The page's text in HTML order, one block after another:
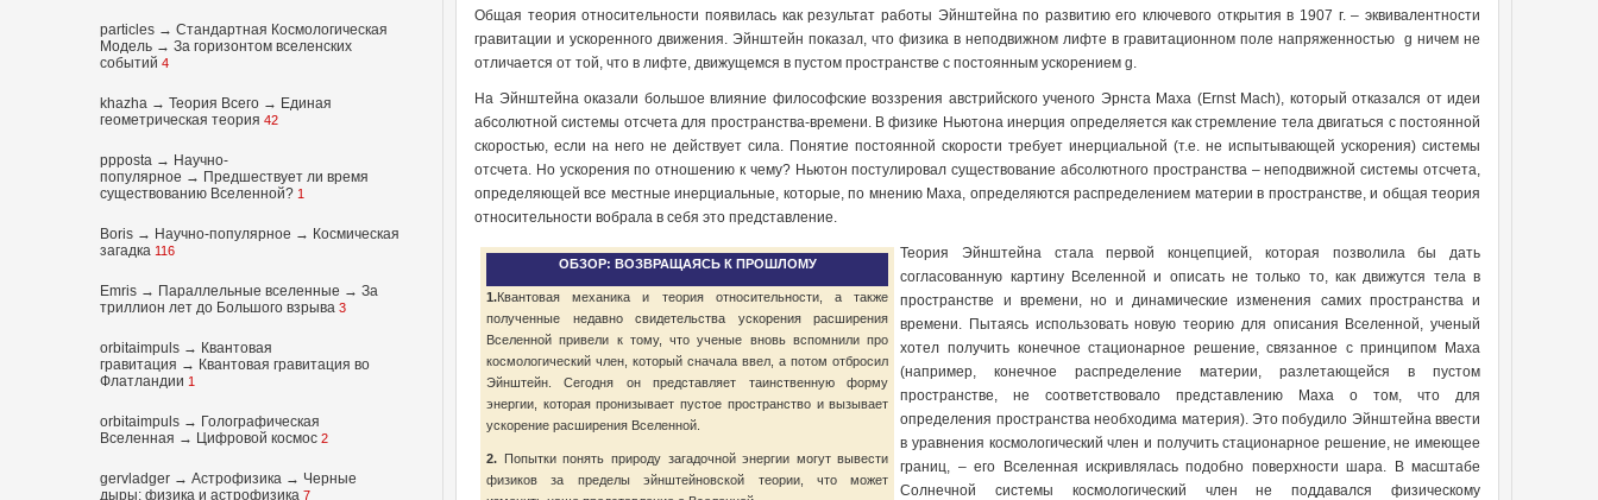
Общая теория относительности появилась как результат работы Эйнштейна по развитию его ключевого открытия в 1907 г. – эквивалентности
гравитации и ускоренного движения. Эйнштейн показал, что физика в неподвижном лифте в гравитационном поле напряженностью g ничем не
отличается от той, что в лифте, движущемся в пустом пространстве с постоянным ускорением g.
На Эйнштейна оказали большое влияние философские воззрения австрийского ученого Эрнста Маха (Ernst Mach), который отказался от идеи
абсолютной системы отсчета для пространства-времени. В физике Ньютона инерция определяется как стремление тела двигаться с постоянной
скоростью, если на него не действует сила. Понятие постоянной скорости требует инерциальной (т.е. не испытывающей ускорения) системы
отсчета. Но ускорения по отношению к чему? Ньютон постулировал существование абсолютного пространства – неподвижной системы отсчета,
определяющей все местные инерциальные, которые, по мнению Маха, определяются распределением материи в пространстве, и общая теория
относительности вобрала в себя это представление.
ОБЗОР: ВОЗВРАЩАЯСЬ К ПРОШЛОМУ
1.Квантовая механика и теория относительности, а также
полученные недавно свидетельства ускорения расширения
Вселенной привели к тому, что ученые вновь вспомнили про
космологический член, который сначала ввел, а потом отбросил
Эйнштейн. Сегодня он представляет таинственную форму
энергии, которая пронизывает пустое пространство и вызывает
ускорение расширения Вселенной.
2. Попытки понять природу загадочной энергии могут вывести
физиков за пределы эйнштейновской теории, что может
Теория Эйнштейна стала первой концепцией, которая позволила бы дать
согласованную картину Вселенной и описать не только то, как движутся тела в
пространстве и времени, но и динамические изменения самих пространства и
времени. Пытаясь использовать новую теорию для описания Вселенной, ученый
хотел получить конечное стационарное решение, связанное с принципом Маха
(например, конечное распределение материи, разлетающейся в пустом
пространстве, не соответствовало представлению Маха о том, что для
определения пространства необходима материя). Это побудило Эйнштейна ввести
в уравнения космологический член и получить стационарное решение, не имеющее
границ, – его Вселенная искривлялась подобно поверхности шара. В масштабе
Солнечной системы космологический член не поддавался физическому
particles → Стандартная Космологическая
Модель → За горизонтом вселенских
событий 4
khazha → Теория Всего → Единая
геометрическая теория 42
ppposta → Научно-
популярное → Предшествует ли время
существованию Вселенной? 1
Boris → Научно-популярное → Космическая
загадка 116
Emris → Параллельные вселенные → За
триллион лет до Большого взрыва 3
orbitaimpuls → Квантовая
гравитация → Квантовая гравитация во
Флатландии 1
orbitaimpuls → Голографическая
Вселенная → Цифровой космос 2
gervladger → Астрофизика → Черные
дыры: физика и астрофизика 7